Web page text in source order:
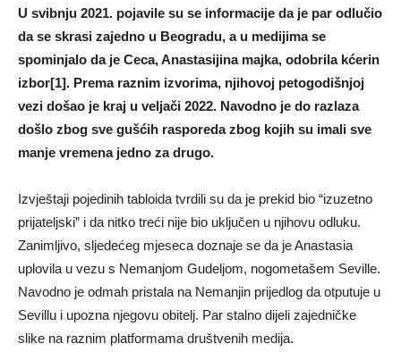
U svibnju 2021. pojavile su se informacije da je par odlučio
da se skrasi zajedno u Beogradu, a u medijima se
spominjalo da je Ceca, Anastasijina majka, odobrila kćerin
izbor[1]. Prema raznim izvorima, njihovoj petogodišnjoj
vezi došao je kraj u veljači 2022. Navodno je do razlaza
došlo zbog sve gušćih rasporeda zbog kojih su imali sve
manje vremena jedno za drugo.
Izvještaji pojedinih tabloida tvrdili su da je prekid bio “izuzetno
prijateljski” i da nitko treći nije bio uključen u njihovu odluku.
Zanimljivo, sljedećeg mjeseca doznaje se da je Anastasia
uplovila u vezu s Nemanjom Gudeljom, nogometašem Seville.
Navodno je odmah pristala na Nemanjin prijedlog da otputuje u
Sevillu i upozna njegovu obitelj. Par stalno dijeli zajedničke
slike na raznim platformama društvenih medija.